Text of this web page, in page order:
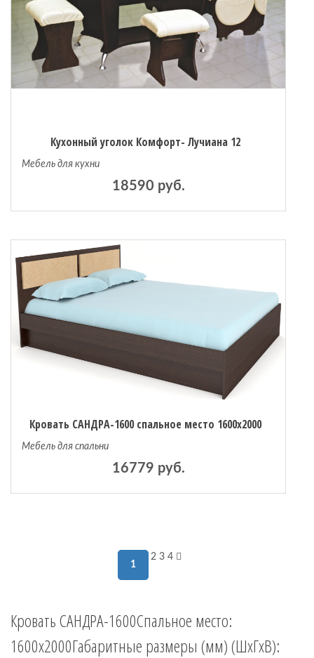
Кухонный уголок Комфорт- Лучиана 12
Мебель для кухни
18590 руб.
Кровать САНДРА-1600 спальное место 1600х2000
Мебель для спальни
16779 руб.
1
2 3 4
Кровать САНДРА-1600Спальное место:
1600х2000Габаритные размеры (мм) (ШхГхВ):